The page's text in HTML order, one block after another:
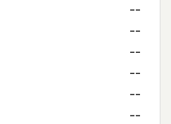
--
--
--
--
--
--